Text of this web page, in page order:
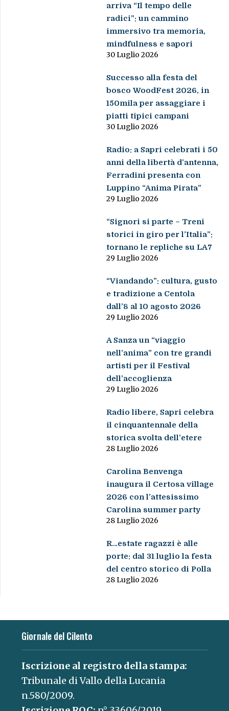
arriva “Il tempo delle
radici”: un cammino
immersivo tra memoria,
mindfulness e sapori
30 Luglio 2026
Successo alla festa del
bosco WoodFest 2026, in
150mila per assaggiare i
piatti tipici campani
30 Luglio 2026
Radio: a Sapri celebrati i 50
anni della libertà d’antenna,
Ferradini presenta con
Luppino “Anima Pirata”
29 Luglio 2026
“Signori si parte – Treni
storici in giro per l’Italia”:
tornano le repliche su LA7
29 Luglio 2026
“Viandando”: cultura, gusto
e tradizione a Centola
dall’8 al 10 agosto 2026
29 Luglio 2026
A Sanza un “viaggio
nell’anima” con tre grandi
artisti per il Festival
dell’accoglienza
29 Luglio 2026
Radio libere, Sapri celebra
il cinquantennale della
storica svolta dell’etere
28 Luglio 2026
Carolina Benvenga
inaugura il Certosa village
2026 con l’attesissimo
Carolina summer party
28 Luglio 2026
R…estate ragazzi è alle
porte: dal 31 luglio la festa
del centro storico di Polla
28 Luglio 2026
Giornale del Cilento
Iscrizione al registro della stampa:
Tribunale di Vallo della Lucania
n.580/2009.